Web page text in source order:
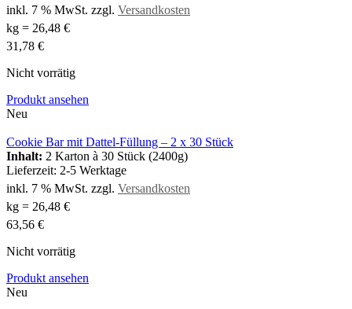
inkl. 7 % MwSt. zzgl. Versandkosten
kg = 26,48 €
31,78 €
Nicht vorrätig
Produkt ansehen
Neu
Cookie Bar mit Dattel-Füllung – 2 x 30 Stück
Inhalt: 2 Karton à 30 Stück (2400g)
Lieferzeit: 2-5 Werktage
inkl. 7 % MwSt. zzgl. Versandkosten
kg = 26,48 €
63,56 €
Nicht vorrätig
Produkt ansehen
Neu